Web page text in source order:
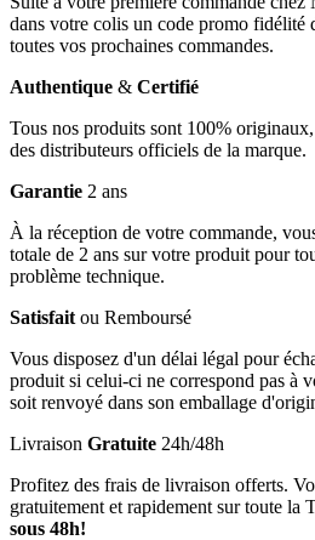
dans votre colis un code promo fidélité
toutes vos prochaines commandes.
Authentique & Certifié
Tous nos produits sont 100%
des distributeurs officiels de la marque.
Garantie 2 ans
À la réception de votre commande,
totale de 2 ans sur votre produit pour
problème technique.
Satisfait ou Remboursé
Vous disposez d'un délai légal pour
produit si celui-ci ne correspond pas à
soit renvoyé dans son emballage
Livraison Gratuite 24h/48h
Profitez des frais de livraison offerts.
gratuitement et rapidement sur toute la
sous 48h!